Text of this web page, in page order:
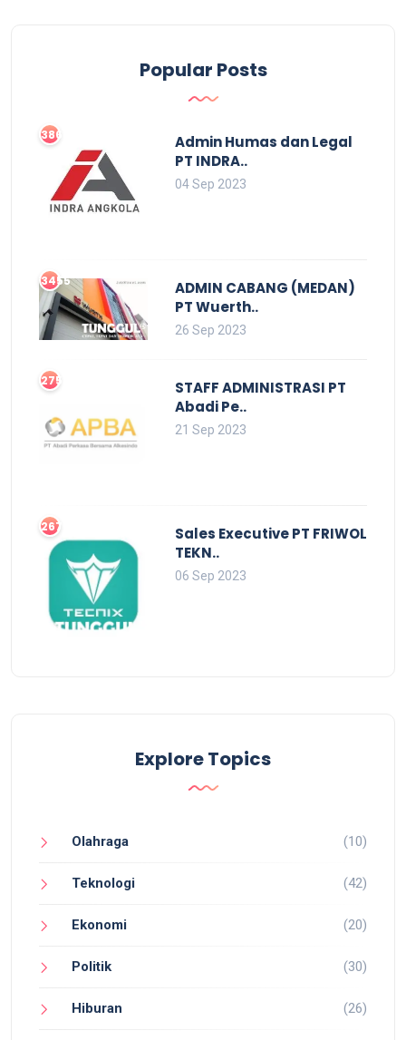
Popular Posts
3861
Admin Humas dan Legal
PT INDRA..
04 Sep 2023
3455
ADMIN CABANG (MEDAN)
PT Wuerth..
26 Sep 2023
2753
STAFF ADMINISTRASI PT
Abadi Pe..
21 Sep 2023
2679
Sales Executive PT FRIWOL
TEKN..
06 Sep 2023
Explore Topics
Olahraga (10)
Teknologi (42)
Ekonomi (20)
Politik (30)
Hiburan (26)